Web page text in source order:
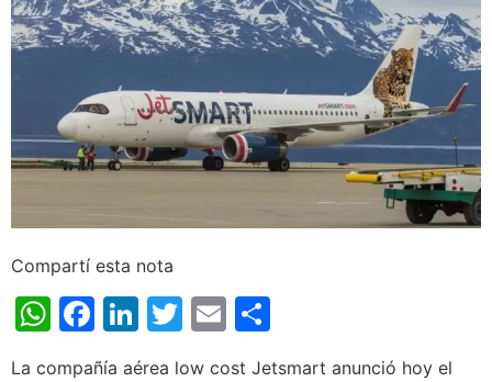
Compartí esta nota
WhatsApp
Facebook
LinkedIn
Twitter
Email
La compañía aérea low cost Jetsmart anunció hoy el